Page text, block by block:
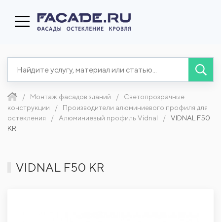
Монтаж фасадов зданий
Светопрозрачные
конструкции
Производители алюминиевого профиля для
остекления
Алюминиевый профиль Vidnal
VIDNAL F50
KR
VIDNAL F50 KR